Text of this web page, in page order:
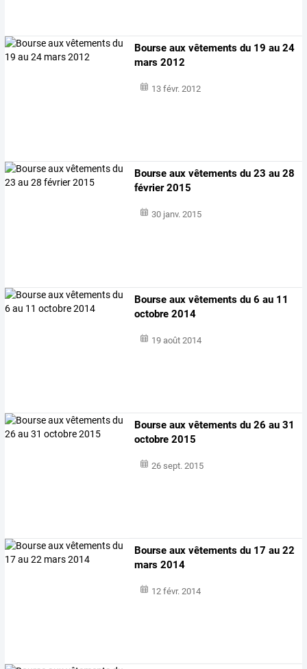
Bourse aux vêtements du 19 au 24
mars 2012
13 févr. 2012
Bourse aux vêtements du 23 au 28
février 2015
30 janv. 2015
Bourse aux vêtements du 6 au 11
octobre 2014
19 août 2014
Bourse aux vêtements du 26 au 31
octobre 2015
26 sept. 2015
Bourse aux vêtements du 17 au 22
mars 2014
12 févr. 2014